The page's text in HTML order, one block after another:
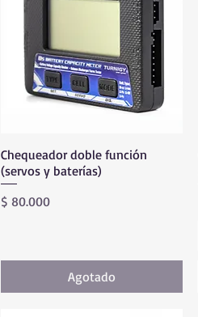
Vista rápida
Chequeador doble función
(servos y baterías)
Precio
$ 80.000
Agotado